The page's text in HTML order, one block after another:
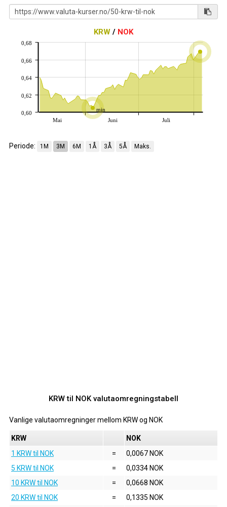
KRW / NOK
min
Mai
Juni Juli
0,60
0,62
0,64
0,66
0,68
Periode: 1M 3M 6M 1Å 3Å 5Å Maks.
KRW til NOK valutaomregningstabell
Vanlige valutaomregninger mellom KRWog NOK
KRW
NOK
1 KRW til NOK
=
0,0067 NOK
5 KRW til NOK
=
0,0334 NOK
10 KRW til NOK
=
0,0668 NOK
20 KRW til NOK
=
0,1335 NOK